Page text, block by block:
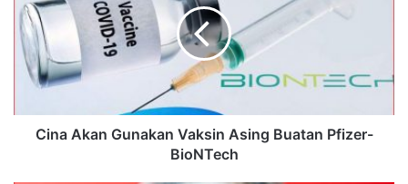
Cina Akan Gunakan Vaksin Asing Buatan Pfizer-
BioNTech